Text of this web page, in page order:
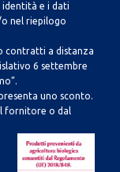
e i dati
nel riepilogo
contratti a distanza
6 settembre
uno sconto.
fornitore o dal